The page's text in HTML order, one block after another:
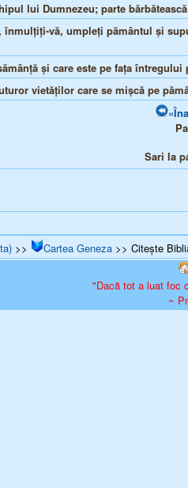
lui Dumnezeu; parte
înmulţiţi-vă, umpleţi pământul şi
şi care este pe faţa
vietăţilor care se mişcă pe
Sari la
>> Cartea Geneza >> Citește
"Dacă tot a luat foc
~